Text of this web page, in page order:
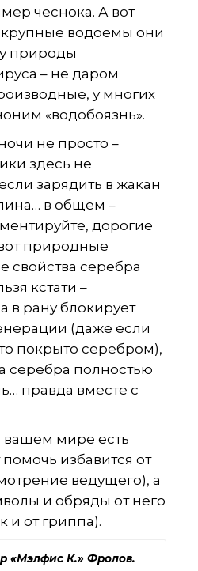
чеснока. А вот
крупные водоемы они
природы
– не даром
у многих
«водобоязнь».
не просто –
здесь не
зарядить в жакан
в общем –
дорогие
природные
свойства серебра
кстати –
в рану блокирует
(даже если
покрыто серебром),
серебра полностью
правда вместе с
вашем мире есть
избавится от
ведущего), а
и обряды от него
и от гриппа).
«Мэлфис К.» Фролов.